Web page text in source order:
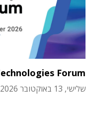
Forum
שלישי, 13 באוקטובר 2026